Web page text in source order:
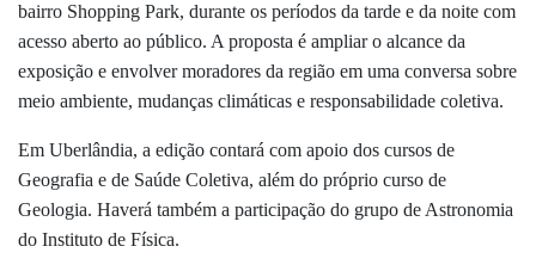
bairro Shopping Park, durante os períodos da tarde e da noite com
acesso aberto ao público. A proposta é ampliar o alcance da
exposição e envolver moradores da região em uma conversa sobre
meio ambiente, mudanças climáticas e responsabilidade coletiva.
Em Uberlândia, a edição contará com apoio dos cursos de
Geografia e de Saúde Coletiva, além do próprio curso de
Geologia. Haverá também a participação do grupo de Astronomia
do Instituto de Física.